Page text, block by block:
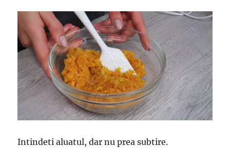
Intindeti aluatul, dar nu prea subtire.